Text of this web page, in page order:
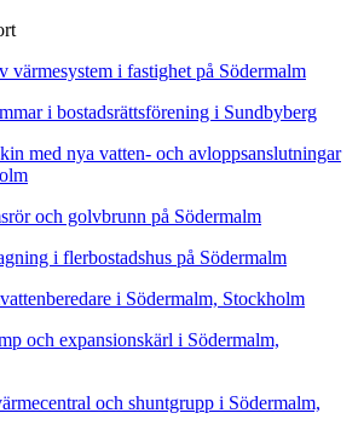
värmesystem i fastighet på Södermalm
i bostadsrättsförening i Sundbyberg
med nya vatten- och avloppsanslutningar
och golvbrunn på Södermalm
i flerbostadshus på Södermalm
i Södermalm, Stockholm
och expansionskärl i Södermalm,
och shuntgrupp i Södermalm,